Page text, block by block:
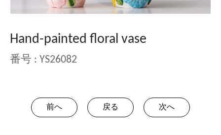
Hand-painted floral vase
番号 : YS26082
前へ 戻る 次へ